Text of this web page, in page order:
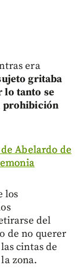
era
gritaba
lo tanto se
prohibición
Abelardo de
los
del
de no querer
cintas de
zona.